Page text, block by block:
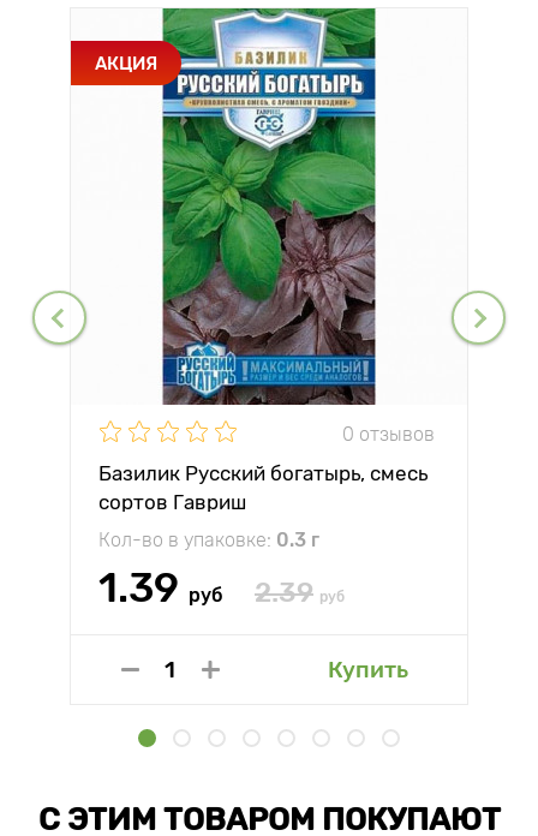
АКЦИЯ
0 отзывов
Базилик Русский богатырь, смесь
сортов Гавриш
Кол-во в упаковке: 0.3 г
1.39 руб 2.39 руб
Купить
С ЭТИМ ТОВАРОМ ПОКУПАЮТ